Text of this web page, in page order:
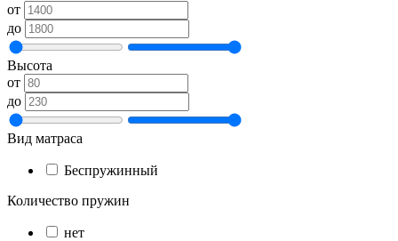
от
до
Высота
от
до
Вид матраса
Беспружинный
Количество пружин
нет